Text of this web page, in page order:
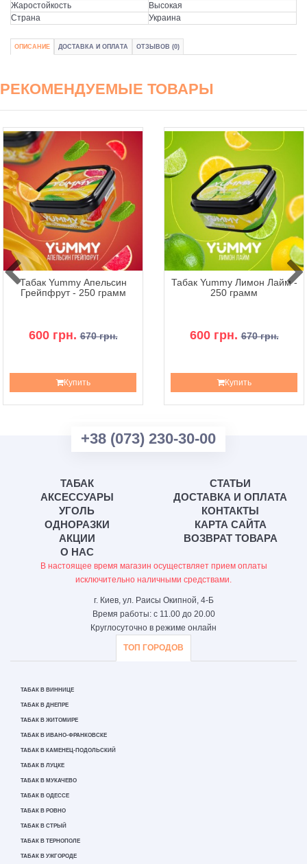
Жаростойкость
Высокая
Страна
Украина
ОПИСАНИЕ ДОСТАВКА И ОПЛАТА ОТЗЫВОВ (0)
РЕКОМЕНДУЕМЫЕ ТОВАРЫ
Табак Yummy Апельсин
Грейпфрут - 250 грамм
600 грн. 670 грн.
Купить
Табак Yummy Лимон Лайм -
250 грамм
600 грн. 670 грн.
Купить
+38 (073) 230-30-00
ТАБАК
АКСЕССУАРЫ
УГОЛЬ
ОДНОРАЗКИ
АКЦИИ
О НАС
СТАТЬИ
ДОСТАВКА И ОПЛАТА
КОНТАКТЫ
КАРТА САЙТА
ВОЗВРАТ ТОВАРА
В настоящее время магазин осуществляет прием оплаты
исключительно наличными средствами.
г. Киев, ул. Раисы Окипной, 4-Б
Время работы: с 11.00 до 20.00
Круглосуточно в режиме онлайн
ТОП ГОРОДОВ
ТАБАК В ВИННИЦЕ
ТАБАК В ДНЕПРЕ
ТАБАК В ЖИТОМИРЕ
ТАБАК В ИВАНО-ФРАНКОВСКЕ
ТАБАК В КАМЕНЕЦ-ПОДОЛЬСКИЙ
ТАБАК В ЛУЦКЕ
ТАБАК В МУКАЧЕВО
ТАБАК В ОДЕССЕ
ТАБАК В РОВНО
ТАБАК В СТРЫЙ
ТАБАК В ТЕРНОПОЛЕ
ТАБАК В УЖГОРОДЕ